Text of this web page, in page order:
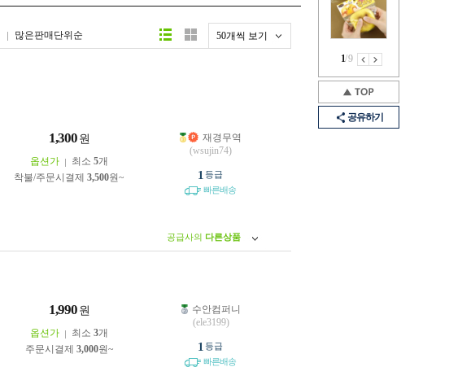
1/9
공유하기
많은판매단위순 50개씩 보기
1,300 원
옵션가 최소 5개
착불/주문시결제 3,500원~
재경무역
(wsujin74)
1 등급
빠른배송
공급사의 다른상품
1,990 원
옵션가 최소 3개
주문시결제 3,000원~
수안컴퍼니
(ele3199)
1 등급
빠른배송